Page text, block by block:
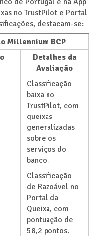
de Portugal e na App
no TrustPilot e Portal
destacam-se:
Millennium BCP
Detalhes da
Avaliação
Classificação
baixa no
TrustPilot, com
queixas
generalizadas
sobre os
serviços do
banco.
Classificação
de Razoável no
Portal da
Queixa, com
pontuação de
58,2 pontos.